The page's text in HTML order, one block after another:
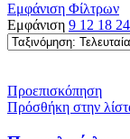
Εμφάνιση Φίλτρων
Εμφάνιση 9 12 18 24
Προεπισκόπηση
Πρόσθήκη στην